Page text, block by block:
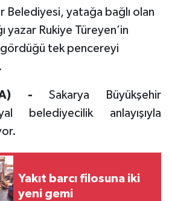
Belediyesi, yatağa bağlı olan
yazar Rukiye Türeyen’in
gördüğü tek pencereyi
- Sakarya Büyükşehir
belediyecilik anlayışıyla
Yakıt barcı filosuna iki
yeni gemi